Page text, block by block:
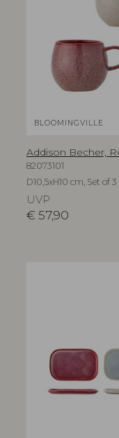
BLOOMINGVILLE
Addison Becher,
82073101
D10,5xH10 cm, Set of 3
UVP
€57,90